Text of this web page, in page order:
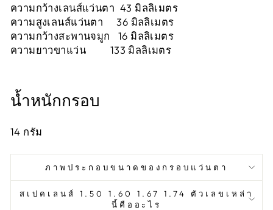
ความกว้างเลนส์แว่นตา 43 มิลลิเมตร
ความสูงเลนส์แว่นตา 36 มิลลิเมตร
ความกว้างสะพานจมูก 16 มิลลิเมตร
ความยาวขาแว่น 133 มิลลิเมตร
น้ำหนักกรอบ
14 กรัม
ภาพประกอบขนาดของกรอบแว่นตา
สเปคเลนส์ 1.50 1.60 1.67 1.74 ตัวเลขเหล่า
นี้คืออะไร